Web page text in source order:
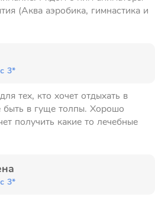
(Аква аэробика, гимнастика и
3*
тех, кто хочет отдыхать в
в гуще толпы. Хорошо
получить какие то лечебные
3*